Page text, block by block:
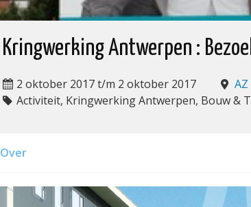
Kringwerking Antwerpen :
2 oktober 2017 t/m 2 oktober 2017
Activiteit, Kringwerking Antwerpen, Bouw &
Over